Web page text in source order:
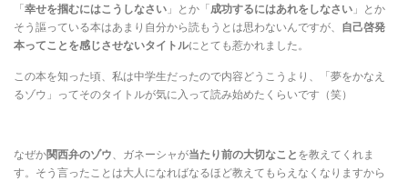
「幸せを掴むにはこうしなさい」とか「成功するにはあれをしなさい」とか
そう謳っている本はあまり自分から読もうとは思わないんですが、 自己啓発
本ってことを感じさせないタイトルにとても惹かれました。
この本を知った頃、私は中学生だったので内容どうこうより、「夢をかなえ
るゾウ」ってそのタイトルが気に入って読み始めたくらいです（笑）
なぜか関西弁のゾウ、ガネーシャが当たり前の大切なことを教えてくれま
す。そう言ったことは大人になればなるほど教えてもらえなくなりますから